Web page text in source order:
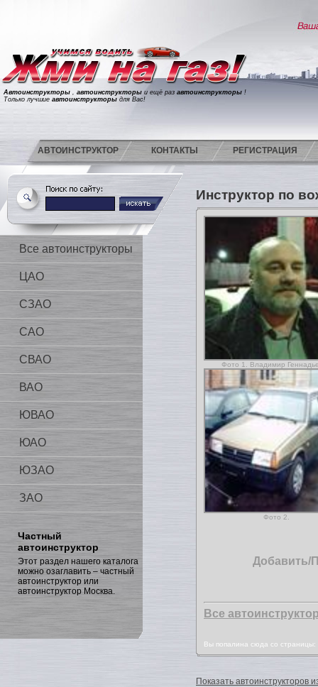
Автоинструкторы , автоинструкторы и ещё раз автоинструкторы !
Только лучшие автоинструкторы для Вас!
АВТОИНСТРУКТОР КОНТАКТЫ РЕГИСТРАЦИЯ
Все автоинструкторы
ЦАО
СЗАО
САО
СВАО
ВАО
ЮВАО
ЮАО
ЮЗАО
ЗАО
Частный
автоинструктор
Этот раздел нашего каталога
можно озаглавить – частный
автоинструктор или
автоинструктор Москва.
Инструктор по
Фото 1. Владимир
Фото 2.
Добавить/
Все
Вы попалина сюда со
Показать автоинструкторов